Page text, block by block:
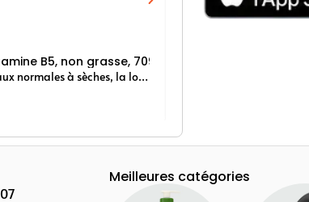
B5, non grasse, 709 mL
Transformez les peaux sèches et très sèches avec cette Lotion Lubriderm. Idéale pour les peaux normales à sèches, la lotion pour le corps sans parfum Lubriderm Daily Moisture régénère et aide à hydrater la peau sèche
Meilleures catégories